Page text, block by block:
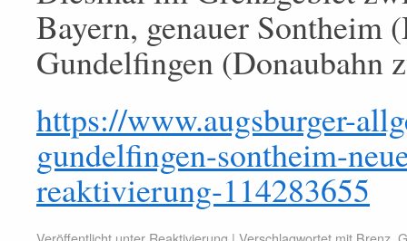
Bayern, genauer Sontheim
Gundelfingen (Donaubahn
https://www.augsburger-
gundelfingen-sontheim-
reaktivierung-114283655